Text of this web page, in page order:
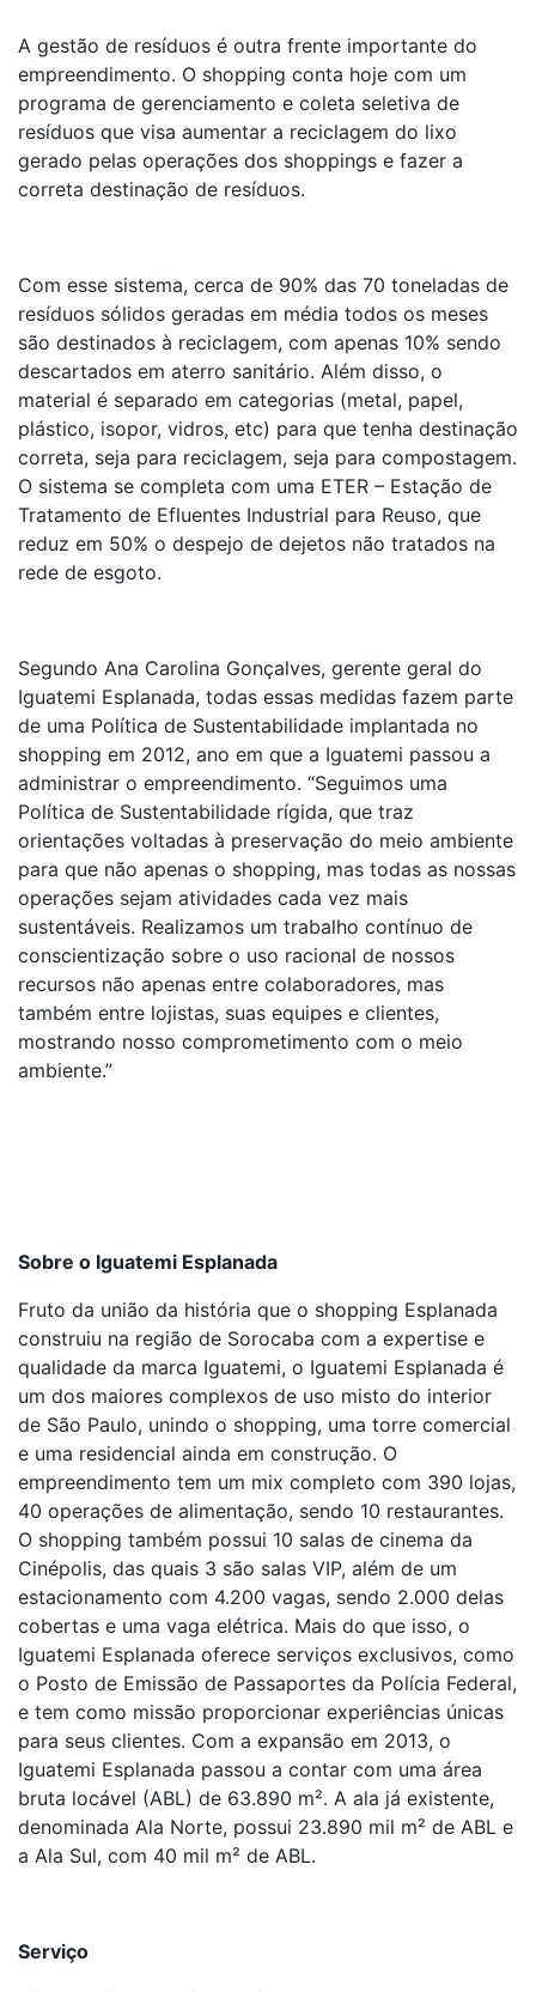
A gestão de resíduos é outra frente importante do
empreendimento. O shopping conta hoje com um
programa de gerenciamento e coleta seletiva de
resíduos que visa aumentar a reciclagem do lixo
gerado pelas operações dos shoppings e fazer a
correta destinação de resíduos.
Com esse sistema, cerca de 90% das 70 toneladas de
resíduos sólidos geradas em média todos os meses
são destinados à reciclagem, com apenas 10% sendo
descartados em aterro sanitário. Além disso, o
material é separado em categorias (metal, papel,
plástico, isopor, vidros, etc) para que tenha destinação
correta, seja para reciclagem, seja para compostagem.
O sistema se completa com uma ETER – Estação de
Tratamento de Efluentes Industrial para Reuso, que
reduz em 50% o despejo de dejetos não tratados na
rede de esgoto.
Segundo Ana Carolina Gonçalves, gerente geral do
Iguatemi Esplanada, todas essas medidas fazem parte
de uma Política de Sustentabilidade implantada no
shopping em 2012, ano em que a Iguatemi passou a
administrar o empreendimento. “Seguimos uma
Política de Sustentabilidade rígida, que traz
orientações voltadas à preservação do meio ambiente
para que não apenas o shopping, mas todas as nossas
operações sejam atividades cada vez mais
sustentáveis. Realizamos um trabalho contínuo de
conscientização sobre o uso racional de nossos
recursos não apenas entre colaboradores, mas
também entre lojistas, suas equipes e clientes,
mostrando nosso comprometimento com o meio
ambiente.”
Sobre o Iguatemi Esplanada
Fruto da união da história que o shopping Esplanada
construiu na região de Sorocaba com a expertise e
qualidade da marca Iguatemi, o Iguatemi Esplanada é
um dos maiores complexos de uso misto do interior
de São Paulo, unindo o shopping, uma torre comercial
e uma residencial ainda em construção. O
empreendimento tem um mix completo com 390 lojas,
40 operações de alimentação, sendo 10 restaurantes.
O shopping também possui 10 salas de cinema da
Cinépolis, das quais 3 são salas VIP, além de um
estacionamento com 4.200 vagas, sendo 2.000 delas
cobertas e uma vaga elétrica. Mais do que isso, o
Iguatemi Esplanada oferece serviços exclusivos, como
o Posto de Emissão de Passaportes da Polícia Federal,
e tem como missão proporcionar experiências únicas
para seus clientes. Com a expansão em 2013, o
Iguatemi Esplanada passou a contar com uma área
bruta locável (ABL) de 63.890 m². A ala já existente,
denominada Ala Norte, possui 23.890 mil m² de ABL e
a Ala Sul, com 40 mil m² de ABL.
Serviço